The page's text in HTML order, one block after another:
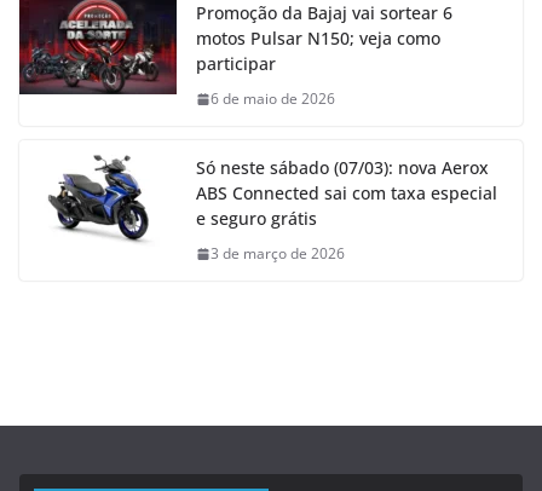
Promoção da Bajaj vai sortear 6
motos Pulsar N150; veja como
participar
6 de maio de 2026
Só neste sábado (07/03): nova Aerox
ABS Connected sai com taxa especial
e seguro grátis
3 de março de 2026